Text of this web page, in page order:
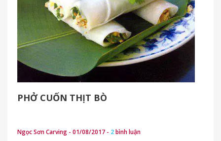
PHỞ CUỐN THỊT BÒ
Ngọc Sơn Carving - 01/08/2017 - 2bình luận